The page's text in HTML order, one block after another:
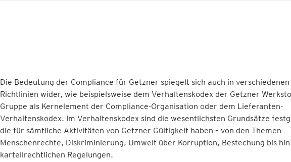
Die Bedeutung der Compliance für Getzner spiegelt sich auch in verschiedenen
Richtlinien wider, wie beispielsweise dem Verhaltenskodex der Getzner
Gruppe als Kernelement der Compliance-Organisation oder dem Lieferanten-
Verhaltenskodex. Im Verhaltenskodex sind die wesentlichsten Grundsätze
die für sämtliche Aktivitäten von Getzner Gültigkeit haben – von den Themen
Menschenrechte, Diskriminierung, Umwelt über Korruption, Bestechung bis hin
kartellrechtlichen Regelungen.